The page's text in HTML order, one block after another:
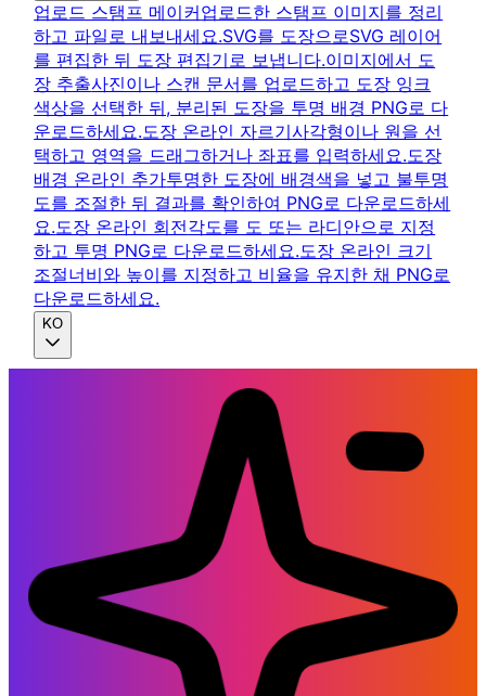
업로드 스탬프 메이커업로드한 스탬프 이미지를 정리
하고 파일로 내보내세요.SVG를 도장으로SVG 레이어
를 편집한 뒤 도장 편집기로 보냅니다.이미지에서 도
장 추출사진이나 스캔 문서를 업로드하고 도장 잉크
색상을 선택한 뒤, 분리된 도장을 투명 배경 PNG로 다
운로드하세요.도장 온라인 자르기사각형이나 원을 선
택하고 영역을 드래그하거나 좌표를 입력하세요.도장
배경 온라인 추가투명한 도장에 배경색을 넣고 불투명
도를 조절한 뒤 결과를 확인하여 PNG로 다운로드하세
요.도장 온라인 회전각도를 도 또는 라디안으로 지정
하고 투명 PNG로 다운로드하세요.도장 온라인 크기
조절너비와 높이를 지정하고 비율을 유지한 채 PNG로
다운로드하세요.
KO